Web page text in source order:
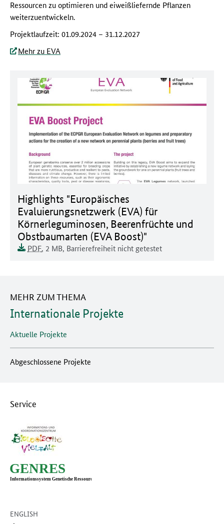
Ressourcen zu optimieren und eiweißliefernde Pflanzen
weiterzuentwickeln.
Projektlaufzeit: 01.09.2024 – 31.12.2027
Mehr zu EVA
Dokument zum runterladen:
Highlights "Europäisches
Evaluierungsnetzwerk (EVA) für
Körnerleguminosen, Beerenfrüchte und
Obstbaumarten (EVA Boost)"
Dokumentenformat:
PDFDokumentengröße:
, 2 MB
Barrierefreiheit:
Dieses Dokument ist auf
, Barrierefreiheit nicht getestet
MEHR ZUM THEMA
Internationale Projekte
Aktuelle Projekte
Abgeschlossene Projekte
Service
ENGLISH